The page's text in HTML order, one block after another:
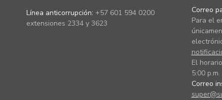
Línea anticorrupción: +57 601 594 0200
extensiones 2334 y 3623
Correo
Para el
El
5:00 p.m.
Correo